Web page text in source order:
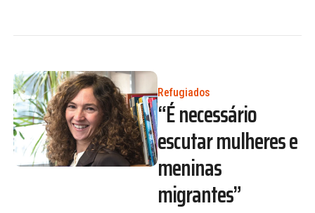
Refugiados
“É necessário
escutar mulheres e
meninas
migrantes”